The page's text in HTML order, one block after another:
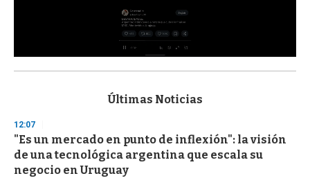
s
d
s
o
f
3
Últimas Noticias
12:07
"Es un mercado en punto de inflexión": la visión
de una tecnológica argentina que escala su
negocio en Uruguay